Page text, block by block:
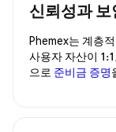
신뢰성과 보
Phemex는 계층
사용자 자산이
으로 준비금 증명